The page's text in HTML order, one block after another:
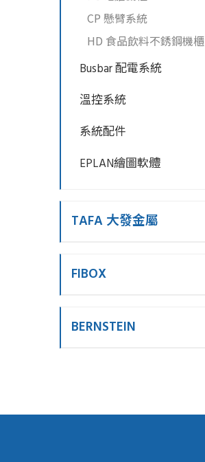
CP 懸臂系統
HD 食品飲料不銹鋼機櫃
Busbar 配電系統
溫控系統
系統配件
EPLAN繪圖軟體
TAFA 大發金屬
FIBOX
BERNSTEIN